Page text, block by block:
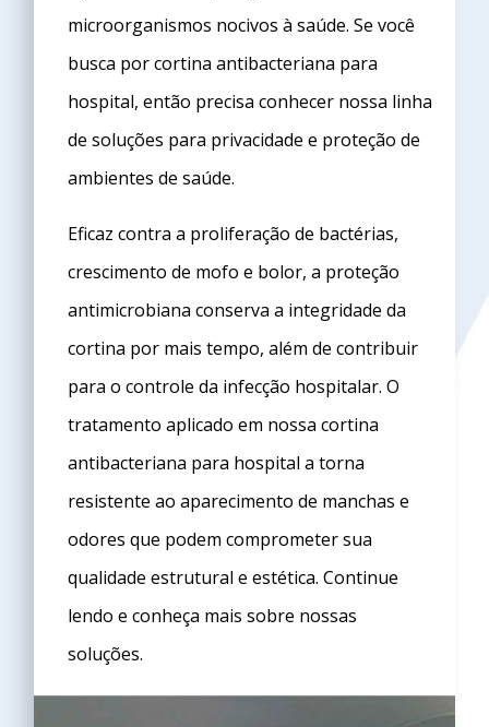
microorganismos nocivos à saúde. Se você
busca porcortina antibacteriana para
hospital, então precisa conhecer nossa linha
de soluções para privacidade e proteção de
ambientes de saúde.
Eficaz contra a proliferação de bactérias,
crescimento de mofo e bolor, a proteção
antimicrobiana conserva a integridade da
cortina por mais tempo, além de contribuir
para o controle da infecção hospitalar. O
tratamento aplicado em nossacortina
antibacteriana para hospital a torna
resistente ao aparecimento de manchas e
odores que podem comprometer sua
qualidade estrutural e estética. Continue
lendo e conheça mais sobre nossas
soluções.